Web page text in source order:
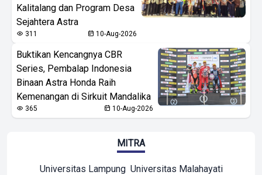
Kalitalang dan Program Desa
Sejahtera Astra
311 10-Aug-2026
Buktikan Kencangnya CBR
Series, Pembalap Indonesia
Binaan Astra Honda Raih
Kemenangan di Sirkuit Mandalika
365 10-Aug-2026
MITRA
Universitas Lampung Universitas Malahayati